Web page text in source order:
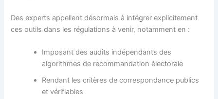
Des experts appellent désormais à intégrer explicitement
ces outils dans les régulations à venir, notamment en :
Imposant des audits indépendants des
algorithmes de recommandation électorale
Rendant les critères de correspondance publics
et vérifiables